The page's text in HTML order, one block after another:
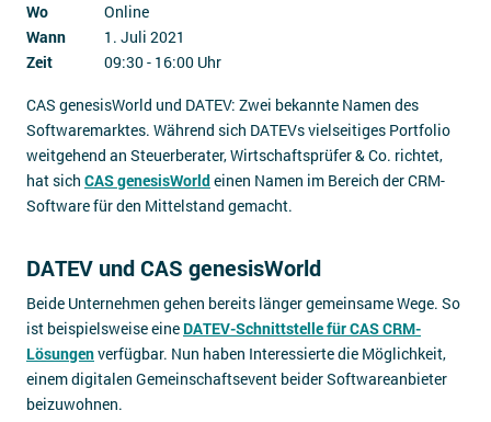
Wo
Online
Wann
1. Juli 2021
Zeit
09:30 - 16:00 Uhr
CAS genesisWorld und DATEV: Zwei bekannte Namen des
Softwaremarktes. Während sich DATEVs vielseitiges Portfolio
weitgehend an Steuerberater, Wirtschaftsprüfer & Co. richtet,
hat sich CAS genesisWorldeinen Namen im Bereich der CRM-
Software für den Mittelstand gemacht.
DATEV und CAS genesisWorld
Beide Unternehmen gehen bereits länger gemeinsame Wege. So
ist beispielsweise eine DATEV-Schnittstelle für CAS CRM-
Lösungenverfügbar. Nun haben Interessierte die Möglichkeit,
einem digitalen Gemeinschaftsevent beider Softwareanbieter
beizuwohnen.